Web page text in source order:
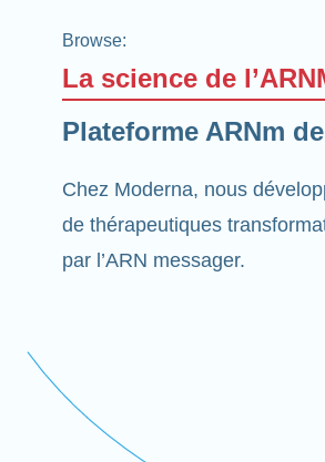
Browse:
La science de
Plateforme ARNm
Chez Moderna, nous
de thérapeutiques
par l’ARN messager.